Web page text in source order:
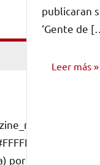
55″
por Pedro
publicaran
‘Gente de
Leer más